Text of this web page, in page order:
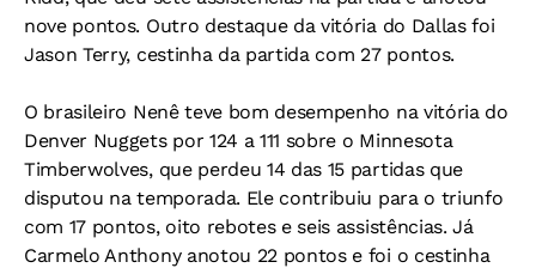
nove pontos. Outro destaque da vitória do Dallas foi
Jason Terry, cestinha da partida com 27 pontos.
O brasileiro Nenê teve bom desempenho na vitória do
Denver Nuggets por 124 a 111 sobre o Minnesota
Timberwolves, que perdeu 14 das 15 partidas que
disputou na temporada. Ele contribuiu para o triunfo
com 17 pontos, oito rebotes e seis assistências. Já
Carmelo Anthony anotou 22 pontos e foi o cestinha